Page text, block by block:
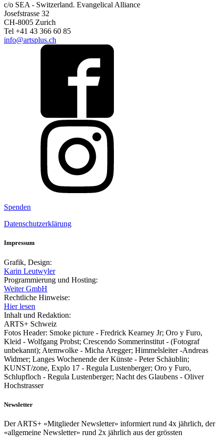
c/o SEA - Switzerland. Evangelical Alliance
Josefstrasse 32
CH-8005 Zurich
Tel +41 43 366 60 85
info@artsplus.ch
Spenden
Datenschutzerklärung
Impressum
Grafik, Design:
Karin Leutwyler
Programmierung und Hosting:
Weiter GmbH
Rechtliche Hinweise:
Hier lesen
Inhalt und Redaktion:
ARTS+ Schweiz
Fotos Header: Smoke picture - Fredrick Kearney Jr; Oro y Furo,
Kleid - Wolfgang Probst; Crescendo Sommerinstitut - (Fotograf
unbekannt); Atemwolke - Micha Aregger; Himmelsleiter -Andreas
Widmer; Langes Wochenende der Künste - Peter Schäublin;
KUNST/zone, Explo 17 - Regula Lustenberger; Oro y Furo,
Schlupfloch - Regula Lustenberger; Nacht des Glaubens - Oliver
Hochstrasser
Newsletter
Der ARTS+ «Mitglieder Newsletter» informiert rund 4x jährlich, der
«allgemeine Newsletter» rund 2x jährlich aus der grössten